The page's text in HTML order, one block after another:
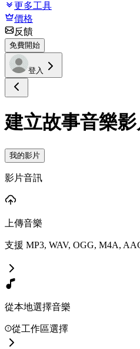
更多工具
價格
反饋
免費開始
登入
建立故事音樂
我的影片
影片音訊
上傳音樂
支援 MP3, WAV, OGG, M4A,
從本地選擇音樂
從工作區選擇